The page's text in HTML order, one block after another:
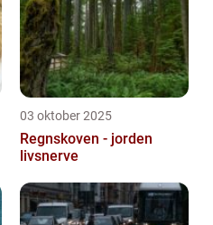
03 oktober 2025
Regnskoven - jorden
livsnerve